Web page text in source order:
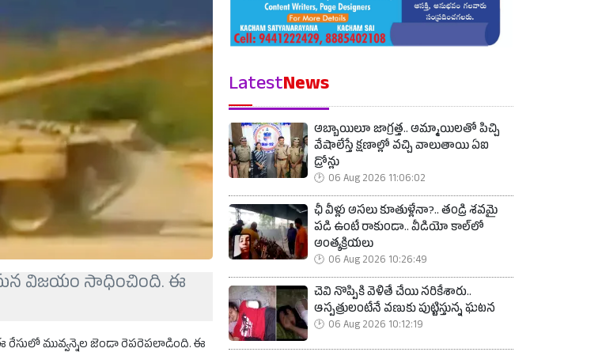
ఘన విజయం సాధించింది. ఈ
మువ్వన్నెల జెండా రెపరెపలాడింది. ఈ
LatestNews
అబ్బాయిలూ జాగ్రత్త.. అమ్మాయిలతో పిచ్చి
వేషాలేస్తే క్షణాల్లో వచ్చి వాలుతాయి ఏఐ
డ్రోన్లు
06 Aug 2026 11:06:02
ఛీ వీళ్లు అసలు కూతుళ్లేనా?.. తండ్రి శవమై
పడి ఉంటే రాకుండా.. వీడియో కాల్‌లో
అంత్యక్రియలు
06 Aug 2026 10:26:49
చెవి నొప్పికి వెళితే చేయి నరికేశారు..
ఆస్పత్రులంటేనే వణుకు పుట్టిస్తున్న ఘటన
06 Aug 2026 10:12:19